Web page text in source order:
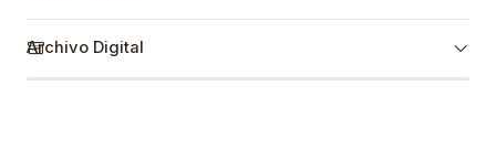
Archivo Digital